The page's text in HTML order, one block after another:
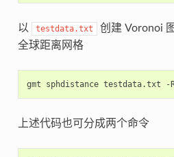
以 testdata.txt
创建 Voronoi
全球距离网格
gmt sphdistance testdata.txt -
上述代码也可分成两个命令